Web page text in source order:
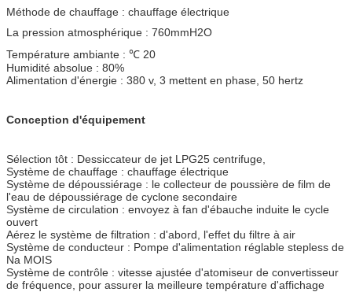
Méthode de chauffage : chauffage électrique
La pression atmosphérique : 760mmH2O
Température ambiante : ℃ 20
Humidité absolue : 80%
Alimentation d'énergie : 380 v, 3 mettent en phase, 50 hertz
Conception d'équipement
Sélection tôt : Dessiccateur de jet LPG25 centrifuge,
Système de chauffage : chauffage électrique
Système de dépoussiérage : le collecteur de poussière de film de
l'eau de dépoussiérage de cyclone secondaire
Système de circulation : envoyez à fan d'ébauche induite le cycle
ouvert
Aérez le système de filtration : d'abord, l'effet du filtre à air
Système de conducteur : Pompe d'alimentation réglable stepless de
Na MOIS
Système de contrôle : vitesse ajustée d'atomiseur de convertisseur
de fréquence, pour assurer la meilleure température d'affichage